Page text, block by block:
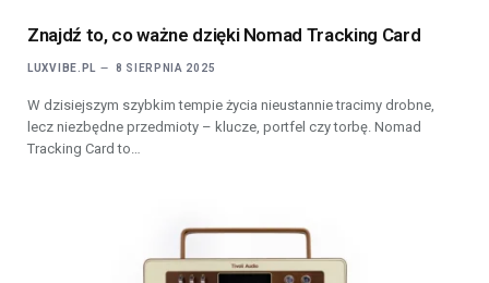
Znajdź to, co ważne dzięki Nomad Tracking Card
LUXVIBE.PL 8 SIERPNIA 2025
W dzisiejszym szybkim tempie życia nieustannie tracimy drobne,
lecz niezbędne przedmioty – klucze, portfel czy torbę. Nomad
Tracking Card to…